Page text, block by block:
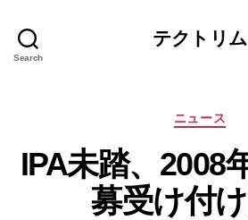
Search
テクトリム
カ
ゴ
リ
ー
ニュース
IPA未踏、2008
募受け付